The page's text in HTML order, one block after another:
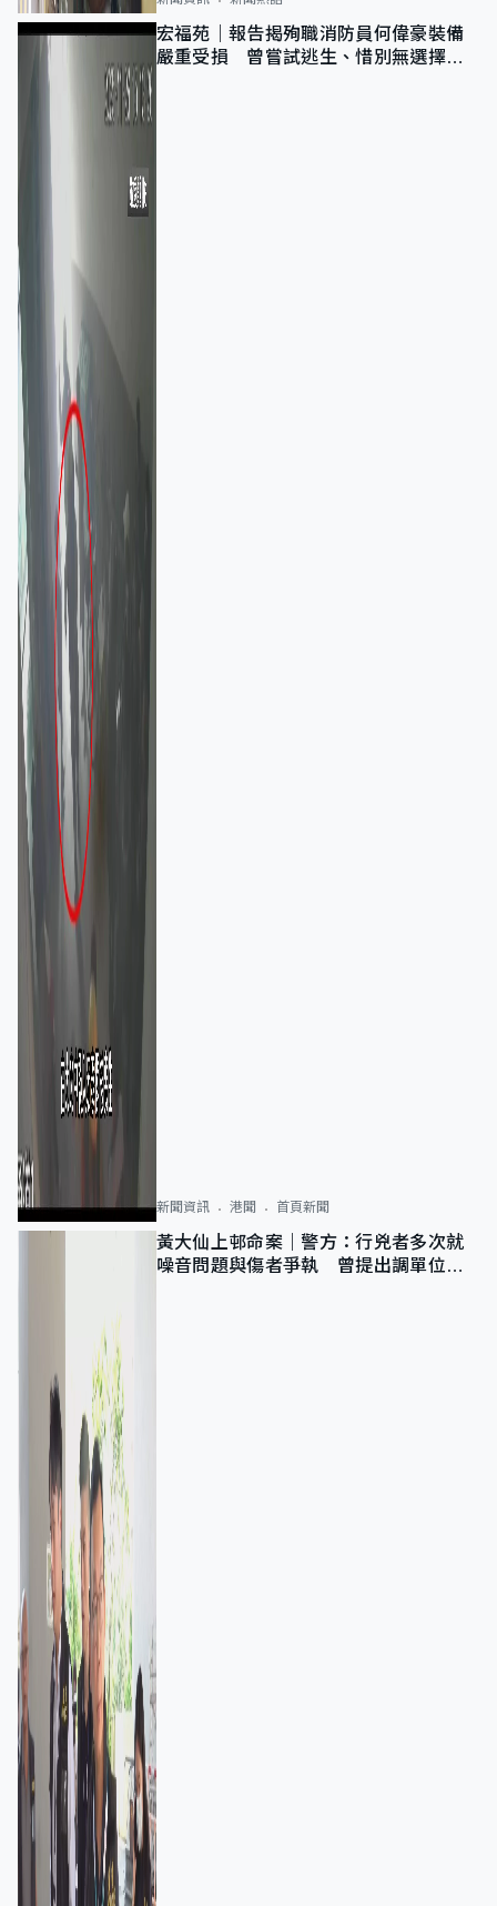
宏福苑｜報告揭殉職消防員何偉豪裝備
嚴重受損 曾嘗試逃生、惜別無選擇下
新聞資訊 港聞 首頁新聞
黃大仙上邨命案｜警方：行兇者多次就
噪音問題與傷者爭執 曾提出調單位已